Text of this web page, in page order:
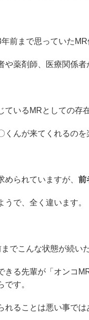
前まで思っていたMR
や薬剤師、医療関係
ているMRとしての存
くんが来てくれるの
められていますが、 前
うで、全く違います。
でこんな状態が続い
きる先輩が「オンコ
です。
れることは悪い事では